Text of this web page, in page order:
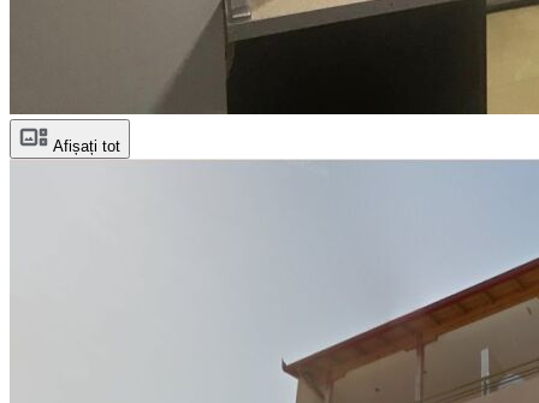
Afișați tot